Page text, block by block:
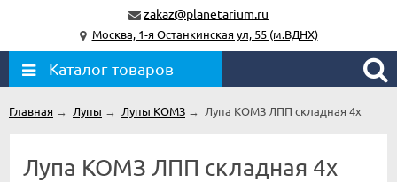
zakaz@planetarium.ru
Москва, 1-я Останкинская ул, 55 (м.ВДНХ)
Каталог товаров
Главная → Лупы → Лупы КОМЗ → Лупа КОМЗ ЛПП складная 4х
Лупа КОМЗ ЛПП складная 4х